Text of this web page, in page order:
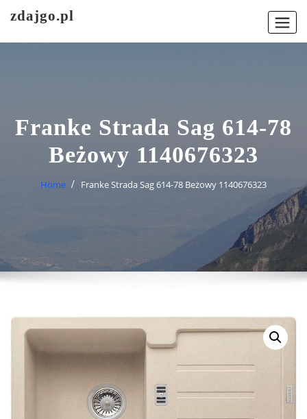
zdajgo.pl
Franke Strada Sag 614-78
Beżowy 1140676323
Home Franke Strada Sag 614-78 Beżowy 1140676323